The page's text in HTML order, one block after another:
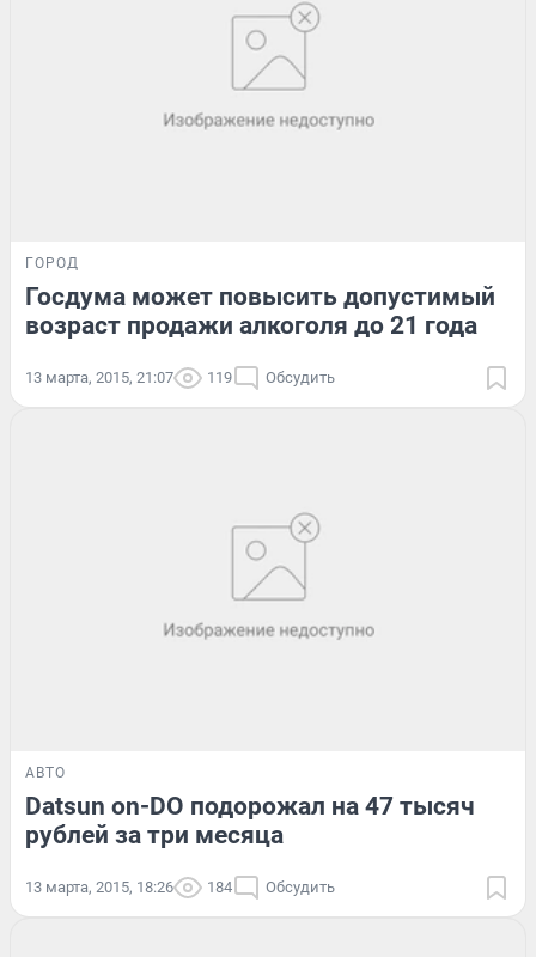
ГОРОД
Госдума может повысить допустимый
возраст продажи алкоголя до 21 года
13 марта, 2015, 21:07 119 Обсудить
АВТО
Datsun on-DO подорожал на 47 тысяч
рублей за три месяца
13 марта, 2015, 18:26 184 Обсудить